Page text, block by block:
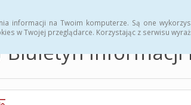
informacji na Twoim komputerze. Są one
w Twojej przeglądarce. Korzystając z serwisu
Biuletyn Informacji